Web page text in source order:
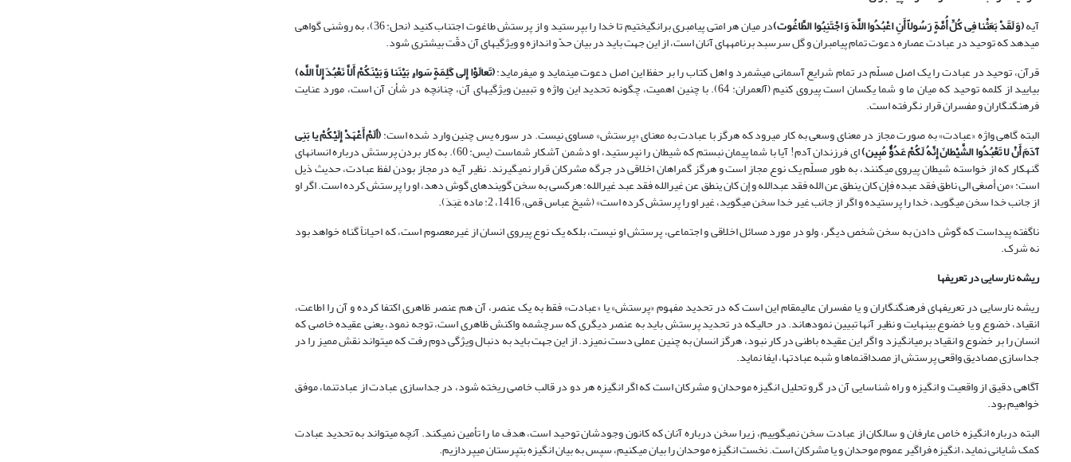
آیه(وَ لَقَدْ بَعَثْنا فِی کُلِّ أُمَّةٍ رَسُولاً أَنِ اعْبُدُوا اللَّهَ وَ اجْتَنِبُوا الطَّاغُوت) در میان هر امتی پیامبری برانگیختیم تا خدا را بپرستید و از پرستش طاغوت اجتناب کنید (نحل: 36)، به روشنی گواهی
می‏دهد که توحید در عبادت عصاره دعوت تمام پیامبران و گل سرسبد برنامه‏های آنان است، از این جهت باید در بیان حدّ و اندازه و ویژگی‏های آن دقّت بیشتری شود.
قرآن، توحید در عبادت را یک اصل مسلّم در تمام شرایع آسمانی می‏شمرد و اهل کتاب را بر حفظ این اصل دعوت می‏نماید و می‏فرماید:(تَعالَوْا إِلى‏ کَلِمَةٍ سَواءٍ بَیْنَنا وَ بَیْنَکُمْ أَلاَّ نَعْبُدَ إِلاَّ اللَّه)
بیایید از کلمه توحید که میان ما و شما یکسان است پیروی کنیم (آل‏عمران: 64). با چنین اهمیت، چگونه تحدید این واژه و تبیین ویژگی‏های آن، چنانچه در شأن آن است، مورد عنایت
فرهنگ‏نگاران و مفسران قرار نگرفته است.
البته گاهی واژه «عبادت» به صورت مجاز در معنای وسعی به کار می‏رود که هرگز با عبادت به معنای «پرستش» مساوی نیست. در سوره یس چنین وارد شده است:(ألَمْ أَعْهَدْ إِلَیْکُمْ یا بَنِی
آدَمَ أَنْ لا تَعْبُدُوا الشَّیْطانَ إِنَّهُ لَکُمْ عَدُوٌّ مُبِین) ای فرزندان آدم! آیا با شما پیمان نبستم که شیطان را نپرستید، او دشمن آشکار شماست (یس: 60). به کار بردن پرستش درباره انسان‏های
گنهکار که از خواسته شیطان پیروی می‏کنند، به طور مسلّم یک نوع مجاز است و هرگز گمراهان اخلاقی در جرگه مشرکان قرار نمی‏گیرند. نظیر آیه در مجاز بودن لفظ عبادت، حدیث ذیل
است: «من أصغی الی ناطق فقد عبده فإن کان ینطق عن الله فقد عبدالله و إن کان ینطق عن غیرالله فقد عبد غیرالله؛ هرکسی به سخن گوینده‏ای گوش دهد، او را پرستش کرده است. اگر او
از جانب خدا سخن می‏گوید، خدا را پرستیده و اگر از جانب غیر خدا سخن می‏گوید، غیر او را پرستش کرده است» (شیخ عباس قمی، 1416، 2: ماده عَبَدَ).
ناگفته پیداست که گوش دادن به سخن شخص دیگر، ولو در مورد مسائل اخلاقی و اجتماعی، پرستش او نیست، بلکه یک نوع پیروی انسان از غیرمعصوم است، که احیاناً گناه خواهد بود
نه شرک.
ریشه‏ نارسایی در تعریف‏ها
ریشه نارسایی در تعریف‏های فرهنگ‏نگاران و یا مفسران عالی‏مقام این است که در تحدید مفهوم «پرستش» یا «عبادت» فقط به یک عنصر، آن هم عنصر ظاهری اکتفا کرده و آن را اطاعت،
انقیاد، خضوع و یا خضوع بی‏نهایت و نظیر آنها تبیین نموده‏اند. در حالی‏که در تحدید پرستش باید به عنصر دیگری که سرچشمه واکنش ظاهری است، توجه نمود، یعنی عقیده خاصی که
انسان را بر خضوع و انقیاد برمی‏انگیزد و اگر این عقیده باطنی در کار نبود، هرگز انسان به چنین عملی دست نمی‏زد. از این جهت باید به دنبال ویژگی دوم رفت که می‏تواند نقش ممیز را در
جداسازی مصادیق واقعی پرستش از مصداق‏نماها و شبه عبادت‏ها، ایفا نماید.
آگاهی دقیق از واقعیت و انگیزه و راه شناسایی آن در گرو تحلیل انگیزه موحدان و مشرکان است که اگر انگیزه هر دو در قالب خاصی ریخته شود، در جداسازی عبادت از عبادت‏نما، موفق
خواهیم بود.
البته درباره انگیزه خاص عارفان و سالکان از عبادت سخن نمی‏گوییم، زیرا سخن درباره آنان که کانون وجودشان توحید است، هدف ما را تأمین نمی‏کند. آنچه می‏تواند به تحدید عبادت
کمک شایانی نماید، انگیزه فراگیر عموم موحدان و یا مشرکان است. نخست انگیزه موحدان را بیان می‏کنیم، سپس به بیان انگیزه بت‏پرستان می‏پردازیم.